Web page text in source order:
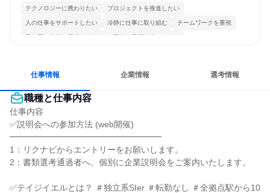
テクノロジーに携わりたい プロジェクトを推進したい
人の仕事をサポートしたい 冷静に仕事に取り組む チームワークを重視
長く同じ会社に居続けられる 明確な目標を追いかける
仕事情報 企業情報 選考情報
職種と仕事内容
仕事内容
✅説明会への参加方法 (web開催)
━━━━━━━━━━━━━━━━━━
1：リクナビからエントリーをお願いします。
2：書類選考通過者へ、個別に企業説明会をご案内いたします。
✅テイジイエルとは？ ＃独立系SIer ＃転勤なし ＃全拠点駅から10